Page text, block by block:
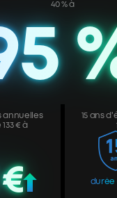
40 % à
annuelles
€ à
15 ans
durée